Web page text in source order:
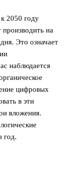
2050 году
производить на
Это означает
наблюдается
цифровых
в эти
вложения.
год.